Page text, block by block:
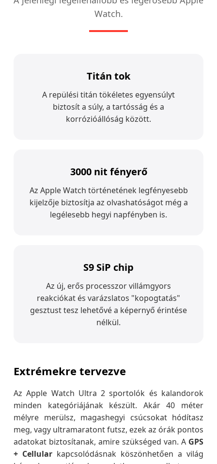
Watch.
Titán tok
A repülési titán tökéletes egyensúlyt
biztosít a súly, a tartósság és a
korrózióállóság között.
3000 nit fényerő
Az Apple Watch történetének legfényesebb
kijelzője biztosítja az olvashatóságot még a
legélesebb hegyi napfényben is.
S9 SiP chip
Az új, erős processzor villámgyors
reakciókat és varázslatos "kopogtatás"
gesztust tesz lehetővé a képernyő érintése
nélkül.
Extrémekre tervezve
Az Apple Watch Ultra 2 sportolók és kalandorok
minden kategóriájának készült. Akár 40 méter
mélyre merülsz, magashegyi csúcsokat hódítasz
meg, vagy ultramaratont futsz, ezek az órák pontos
adatokat biztosítanak, amire szükséged van. A GPS
+ Cellular kapcsolódásnak köszönhetően a világ